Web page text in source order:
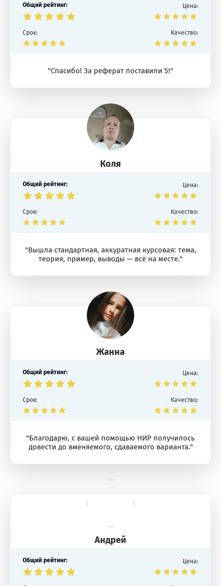
Общий рейтинг: Цена:
Срок: Качество:
"Спасибо! За реферат поставили 5!"
Коля
Общий рейтинг: Цена:
Срок: Качество:
"Вышла стандартная, аккуратная курсовая: тема,
теория, пример, выводы — всё на месте."
Жанна
Общий рейтинг: Цена:
Срок: Качество:
"Благодарю, с вашей помощью НИР получилось
довести до вменяемого, сдаваемого варианта."
Андрей
Общий рейтинг: Цена: